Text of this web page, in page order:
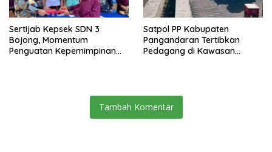
Sertijab Kepsek SDN 3
Bojong, Momentum
Penguatan Kepemimpinan
Satpol PP Kabupaten
Pangandaran Tertibkan
Pedagang di Kawasan
Tambah Komentar